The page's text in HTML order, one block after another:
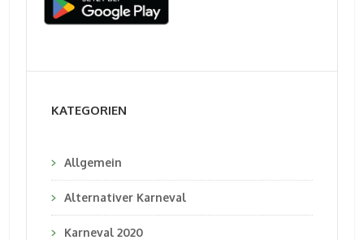
KATEGORIEN
Allgemein
Alternativer Karneval
Karneval 2020